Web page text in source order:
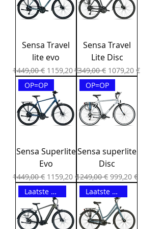
Sensa Travel
lite evo
Precio
1449,00 € Precio de oferta
1159,20 €
Sensa Travel
Lite Disc
Precio
1349,00 € Precio de oferta
1079,20 €
OP=OP
Sensa Superlite
Evo
Precio
1449,00 € Precio de oferta
1159,20 €
OP=OP
Sensa superlite
Disc
Precio
1249,00 € Precio de oferta
999,20 €
Laatste maat 58 OP=OP
Laatste 51CM